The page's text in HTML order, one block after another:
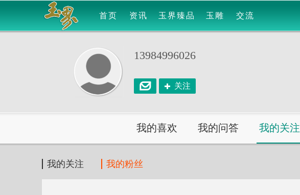
首页 资讯 玉界臻品 玉雕 交流
13984996026
关注
我的喜欢 我的问答 我的关注
我的关注 我的粉丝